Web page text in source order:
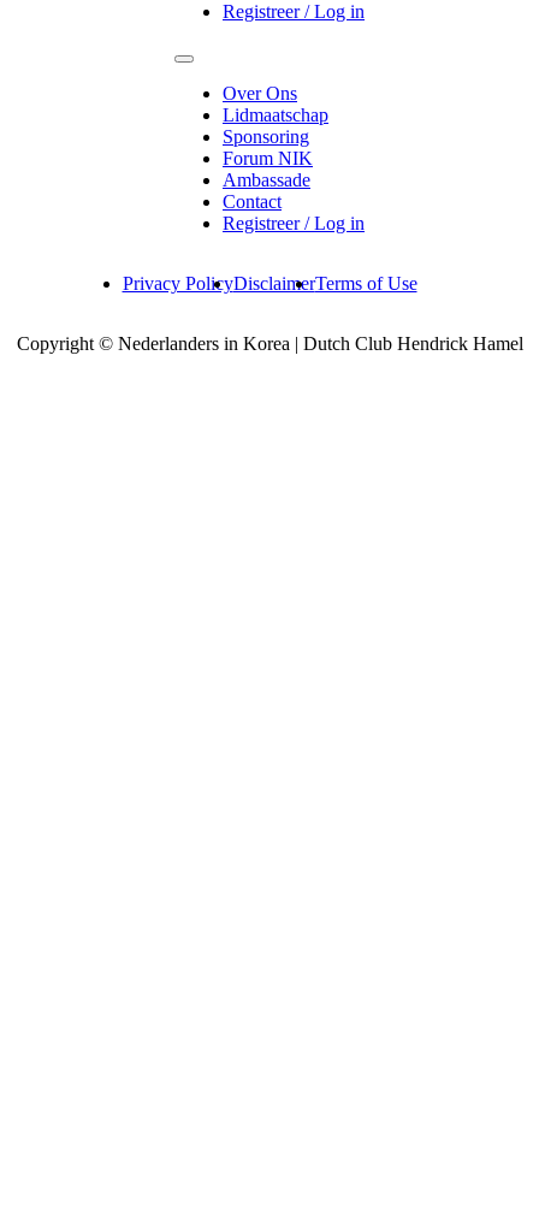
Registreer / Log in
Over Ons
Lidmaatschap
Sponsoring
Forum NIK
Ambassade
Contact
Registreer / Log in
Privacy PolicyDisclaimerTerms of Use
Copyright © Nederlanders in Korea | Dutch Club Hendrick Hamel